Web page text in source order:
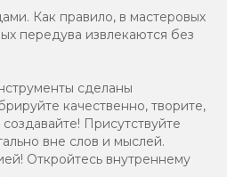
Как правило, в мастеровых
передува извлекаются без
сделаны
качественно, творите,
Присутствуйте
вне слов и мыслей.
Откройтесь внутреннему